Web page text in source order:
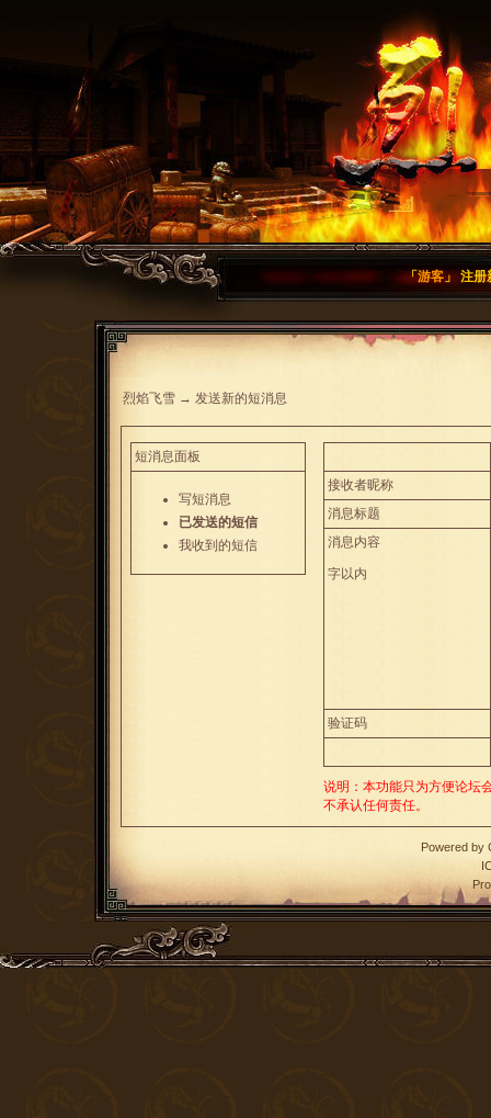
「游客」注册
烈焰飞雪 →发送新的短消息
短消息面板
写短消息
已发送的短信
我收到的短信
接收者昵称
消息标题
消息内容
字以内
验证码
说明：本功能只为方便论坛
不承认任何责任。
Powered by